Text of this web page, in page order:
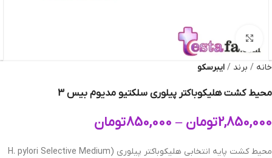
بزرگنمایی تصویر
خانه برند ایبرسکو
محیط کشت هلیکوباکتر پیلوری سلکتیو مدیوم بیس 3
2,850,000تومان –
850,000تومان
محیط کشت پایه انتخابی هلیکوباکتر پیلوری (H. pylori Selective Medium